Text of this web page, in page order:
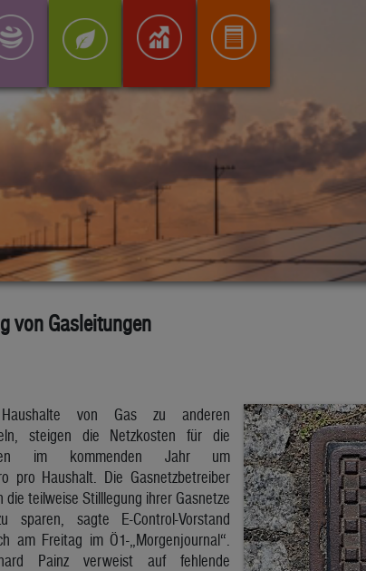
von Gasleitungen
von Gas zu anderen
steigen die Netzkosten für die
im kommenden Jahr um
pro Haushalt. Die Gasnetzbetreiber
teilweise Stilllegung ihrer Gasnetze
sagte E-Control-Vorstand
am Freitag im Ö1-„Morgenjournal“.
Painz verweist auf fehlende